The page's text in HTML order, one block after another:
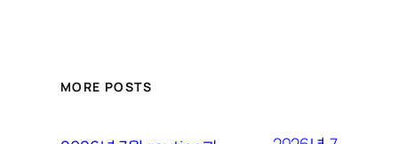
MORE POSTS